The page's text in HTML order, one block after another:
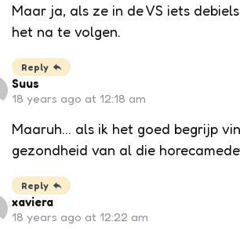
Maar ja, als ze in de VS iets
het na te volgen.
Reply
Suus
18 years ago at 12:18 am
Maaruh… als ik het goed begrijp
gezondheid van al die
Reply
xaviera
18 years ago at 12:22 am